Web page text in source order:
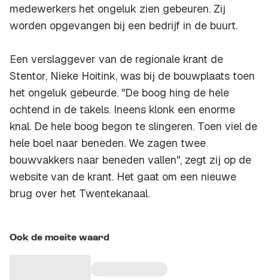
medewerkers het ongeluk zien gebeuren. Zij
worden opgevangen bij een bedrijf in de buurt.
Een verslaggever van de regionale krant de
Stentor, Nieke Hoitink, was bij de bouwplaats toen
het ongeluk gebeurde. "De boog hing de hele
ochtend in de takels. Ineens klonk een enorme
knal. De hele boog begon te slingeren. Toen viel de
hele boel naar beneden. We zagen twee
bouwvakkers naar beneden vallen", zegt zij op de
website van de krant. Het gaat om een nieuwe
brug over het Twentekanaal.
Ook de moeite waard